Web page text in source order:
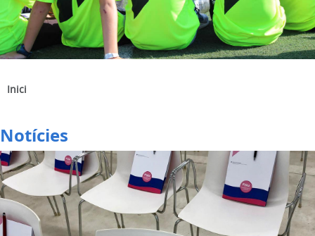
Inici
Notícies